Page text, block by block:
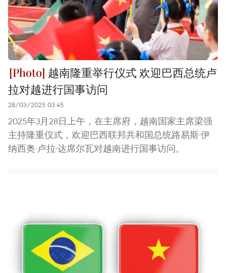
越南隆重举行仪式 欢迎巴西总统卢
拉对越进行国事访问
28/03/2025 03:45
2025年3月28日上午，在主席府，越南国家主席梁强
主持隆重仪式，欢迎巴西联邦共和国总统路易斯·伊
纳西奥·卢拉·达席尔瓦对越南进行国事访问。